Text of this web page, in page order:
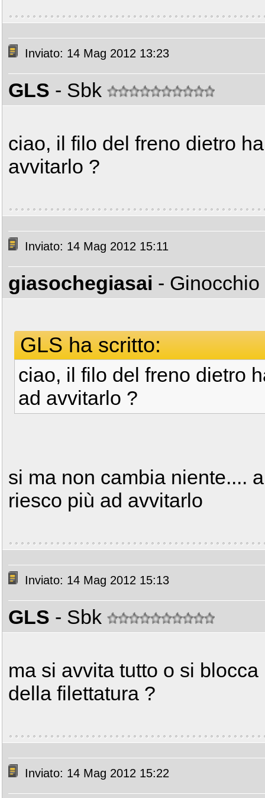
Inviato: 14 Mag 2012 13:23
GLS - Sbk
ciao, il filo del freno dietro
avvitarlo ?
Inviato: 14 Mag 2012 15:11
giasochegiasai -
GLS ha scritto:
ciao, il filo del freno dietro
ad avvitarlo ?
si ma non cambia niente....
riesco più ad avvitarlo
Inviato: 14 Mag 2012 15:13
GLS - Sbk
ma si avvita tutto o si
della filettatura ?
Inviato: 14 Mag 2012 15:22